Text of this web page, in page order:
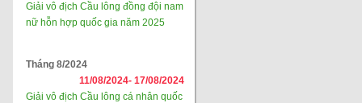
Giải vô địch Cầu lông đồng đội nam
nữ hỗn hợp quốc gia năm 2025
Tháng 8/2024
11/08/2024- 17/08/2024
Giải vô địch Cầu lông cá nhân quốc